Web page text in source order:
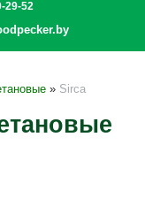
29-52
» Sirca